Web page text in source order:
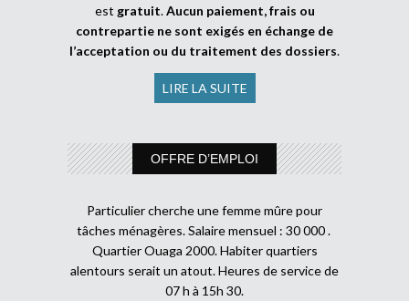
est gratuit.Aucun paiement, frais ou
contrepartie ne sont exigés en échange de
l’acceptation ou du traitement des dossiers.
LIRE LA SUITE
OFFRE D’EMPLOI
Particulier cherche une femme mûre pour
tâches ménagères. Salaire mensuel : 30 000 .
Quartier Ouaga 2000. Habiter quartiers
alentours serait un atout. Heures de service de
07 h à 15h 30.